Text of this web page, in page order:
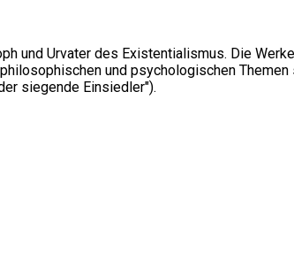
und Urvater des Existentialismus. Die
und psychologischen
siegende Einsiedler").